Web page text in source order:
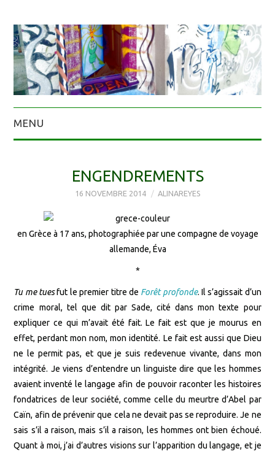
MENU
ENGENDREMENTS
16 NOVEMBRE 2014 ALINAREYES
en Grèce à 17 ans, photographiée par une compagne de voyage
allemande, Éva
*
Tu me tuesfut le premier titre de Forêt profonde. Il s’agissait d’un
crime moral, tel que dit par Sade, cité dans mon texte pour
expliquer ce qui m’avait été fait. Le fait est que je mourus en
effet, perdant mon nom, mon identité. Le fait est aussi que Dieu
ne le permit pas, et que je suis redevenue vivante, dans mon
intégrité. Je viens d’entendre un linguiste dire que les hommes
avaient inventé le langage afin de pouvoir raconter les histoires
fondatrices de leur société, comme celle du meurtre d’Abel par
Caïn, afin de prévenir que cela ne devait pas se reproduire. Je ne
sais s’il a raison, mais s’il a raison, les hommes ont bien échoué.
Quant à moi, j’ai d’autres visions sur l’apparition du langage, et je